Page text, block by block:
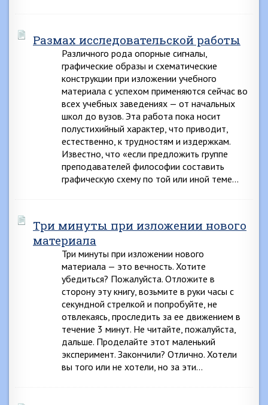
Размах исследовательской работы
Различного рода опорные сигналы,
графические образы и схематические
конструкции при изложении учебного
материала с успехом применяются сейчас во
всех учебных заведениях — от начальных
школ до вузов. Эта работа пока носит
полустихийный характер, что приводит,
естественно, к трудностям и издержкам.
Известно, что «если предложить группе
преподавателей философии составить
графическую схему по той или иной теме…
Три минуты при изложении нового
материала
Три минуты при изложении нового
материала — это вечность. Хотите
убедиться? Пожалуйста. Отложите в
сторону эту книгу, возьмите в руки часы с
секундной стрелкой и попробуйте, не
отвлекаясь, проследить за ее движением в
течение 3 минут. Не читайте, пожалуйста,
дальше. Проделайте этот маленький
эксперимент. Закончили? Отлично. Хотели
вы того или не хотели, но за эти…